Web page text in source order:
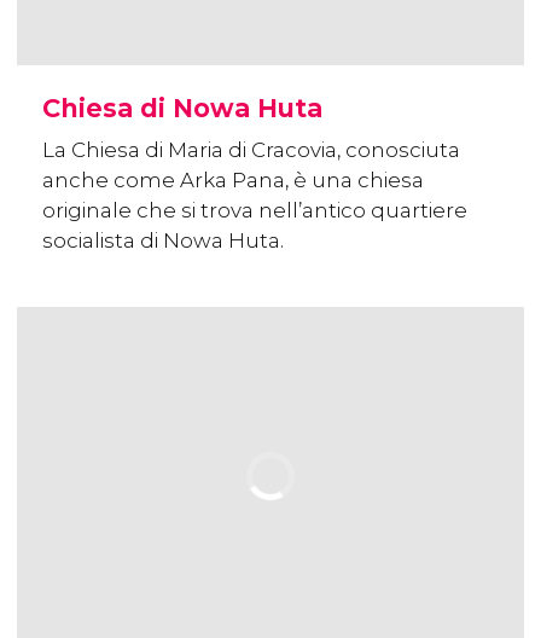
Chiesa di Nowa Huta
La Chiesa di Maria di Cracovia, conosciuta
anche come Arka Pana, è una chiesa
originale che si trova nell’antico quartiere
socialista di Nowa Huta.